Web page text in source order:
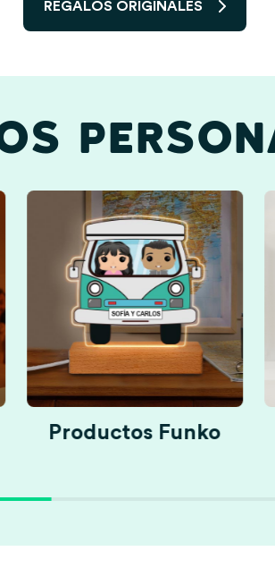
REGALOS ORIGINALES
Productos Funko